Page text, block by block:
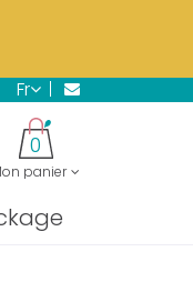
fr
panier
0